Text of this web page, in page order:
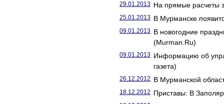
29.01.2013 На прямые расчеты
25.01.2013 В Мурманске
09.01.2013 В новогодние
(Murman.Ru)
09.01.2013 Информацию об
газета)
26.12.2012 В Мурманской
18.12.2012 Приставы: В